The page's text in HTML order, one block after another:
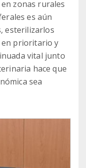
zonas rurales
es aún
esterilizarlos
en prioritario y
vital junto
hace que
sea